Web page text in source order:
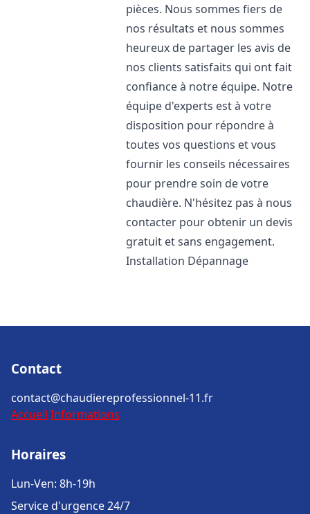
pièces. Nous sommes fiers de
nos résultats et nous sommes
heureux de partager les avis de
nos clients satisfaits qui ont fait
confiance à notre équipe. Notre
équipe d'experts est à votre
disposition pour répondre à
toutes vos questions et vous
fournir les conseils nécessaires
pour prendre soin de votre
chaudière. N'hésitez pas à nous
contacter pour obtenir un devis
gratuit et sans engagement.
Installation Dépannage
Contact
contact@chaudiereprofessionnel-11.fr
Accueil Informations
Horaires
Lun-Ven: 8h-19h
Service d'urgence 24/7